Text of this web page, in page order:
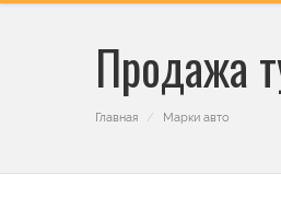
Продажа
Главная Марки авто